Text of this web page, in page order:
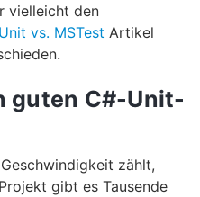
vielleicht den
vs. MSTest Artikel
guten C#-Unit-
zählt,
gibt es Tausende